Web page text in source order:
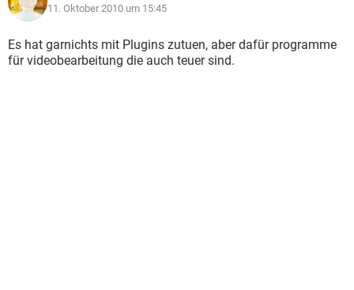
11. Oktober 2010 um 15:45
Es hat garnichts mit Plugins zutuen, aber dafür programme
für videobearbeitung die auch teuer sind.